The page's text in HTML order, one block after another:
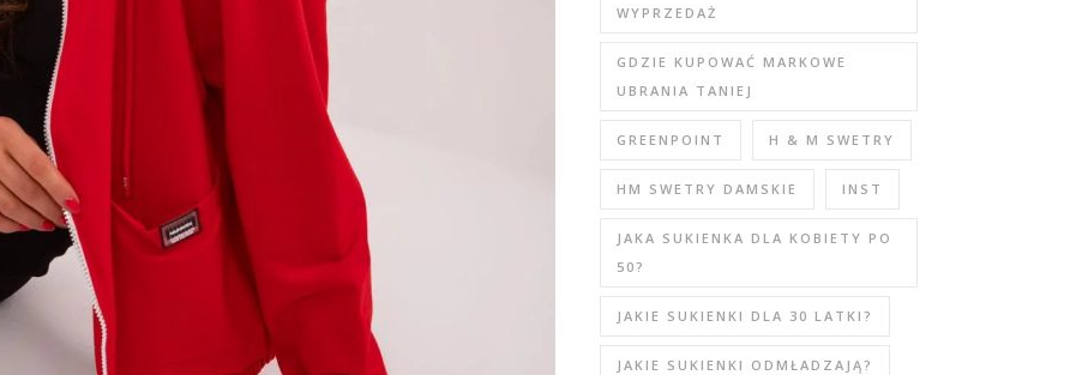
WYPRZEDAŻ
GDZIE KUPOWAĆ MARKOWE
UBRANIA TANIEJ
GREENPOINT H & M SWETRY
HM SWETRY DAMSKIE INST
JAKA SUKIENKA DLA KOBIETY PO
50?
JAKIE SUKIENKI DLA 30 LATKI?
JAKIE SUKIENKI ODMŁADZAJĄ?